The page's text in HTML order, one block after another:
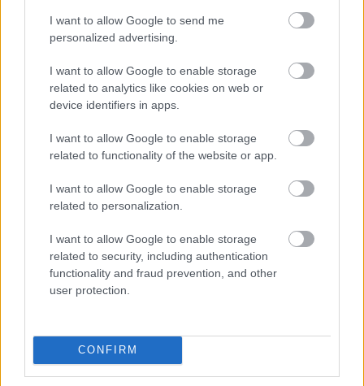
I want to allow Google to send me
personalized advertising.
I want to allow Google to enable storage
related to analytics like cookies on web or
device identifiers in apps.
I want to allow Google to enable storage
related to functionality of the website or app.
I want to allow Google to enable storage
related to personalization.
I want to allow Google to enable storage
related to security, including authentication
functionality and fraud prevention, and other
user protection.
CONFIRM
A bolt különlegessége a gasztrosarok, ahol
az otthoni csokikészítéshez lehet beszerezni
a hozzávalókat: például kakaóvajat, színes
csokikat, bonbonformákat és süthető
csokicseppeket, amik nem sülnek szét a
muffinban. Ha a húsvét részeként családépítő
keresgélni.
Nem bírtam ellenállni az ál-tükörtojásnak,
ezért hagytam magam megvesztegetni. Bár a
fehér csokit kissé lenézve szemléltem
világéletemben, az aszalt barack tökéletes
ízkompozíciót alkot a lágyan olvadó
fehérséggel. A locsólóknak szánt, bronzszínű
pöttyökkel dekorált féltojásba beleharapva
a keserű csoki tán sosemvolt édességét. A
HÉV-en hazafelé még előkaptam egy márkás